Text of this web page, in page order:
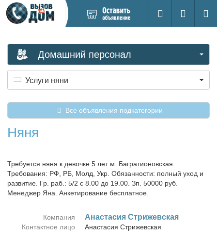
новое
Поиск
Вход на
Домашний персонал
Услуги няни
Все объявления подкатегории
Няня
Требуется няня к девочке 5 лет м. Багратионовская.
Требования: РФ, РБ, Молд, Укр. Обязанности: полный уход и
развитие. Гр. раб.: 5/2 с 8.00 до 19.00. Зп. 50000 руб.
Менеджер Яна. Анкетирование бесплатное.
Компания Ана­ста­сия Стри­жев­ская
Контактное лицо Ана­ста­сия Стри­жев­ская